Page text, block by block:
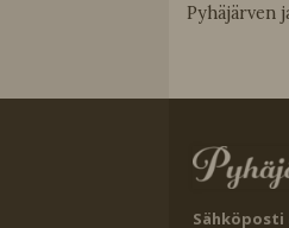
Pyhäjärven
Sähköposti